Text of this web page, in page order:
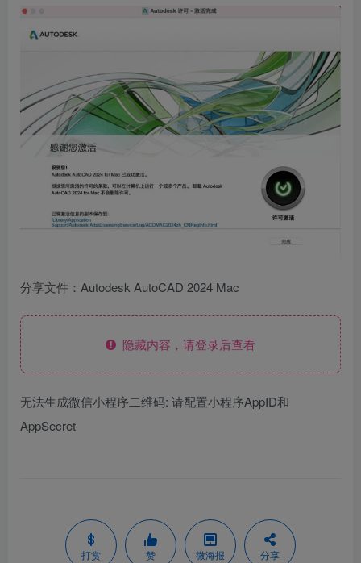
分享文件：Autodesk AutoCAD 2024 Mac
隐藏内容，请登录后查看
无法生成微信小程序二维码: 请配置小程序AppID和
AppSecret
打赏 赞 微海报 分享